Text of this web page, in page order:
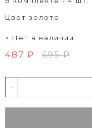
Цвет золото
Нет в наличии
487 ₽ 695 ₽
-